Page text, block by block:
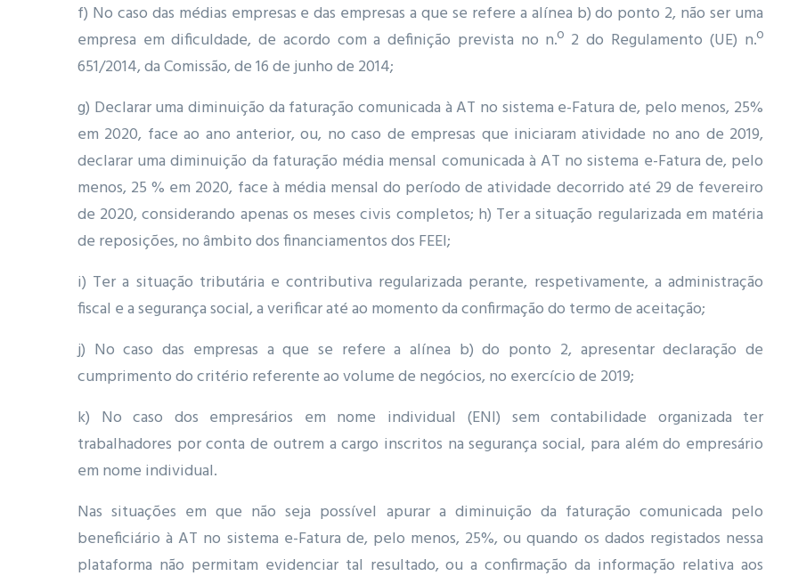
f) No caso das médias empresas e das empresas a que se refere a alínea b) do ponto 2, não ser uma
empresa em dificuldade, de acordo com a definição prevista no n.º 2 do Regulamento (UE) n.º
651/2014, da Comissão, de 16 de junho de 2014;
g) Declarar uma diminuição da faturação comunicada à AT no sistema e-Fatura de, pelo menos, 25%
em 2020, face ao ano anterior, ou, no caso de empresas que iniciaram atividade no ano de 2019,
declarar uma diminuição da faturação média mensal comunicada à AT no sistema e-Fatura de, pelo
menos, 25 % em 2020, face à média mensal do período de atividade decorrido até 29 de fevereiro
de 2020, considerando apenas os meses civis completos; h) Ter a situação regularizada em matéria
de reposições, no âmbito dos financiamentos dos FEEI;
i) Ter a situação tributária e contributiva regularizada perante, respetivamente, a administração
fiscal e a segurança social, a verificar até ao momento da confirmação do termo de aceitação;
j) No caso das empresas a que se refere a alínea b) do ponto 2, apresentar declaração de
cumprimento do critério referente ao volume de negócios, no exercício de 2019;
k) No caso dos empresários em nome individual (ENI) sem contabilidade organizada ter
trabalhadores por conta de outrem a cargo inscritos na segurança social, para além do empresário
em nome individual.
Nas situações em que não seja possível apurar a diminuição da faturação comunicada pelo
beneficiário à AT no sistema e-Fatura de, pelo menos, 25%, ou quando os dados registados nessa
plataforma não permitam evidenciar tal resultado, ou a confirmação da informação relativa aos